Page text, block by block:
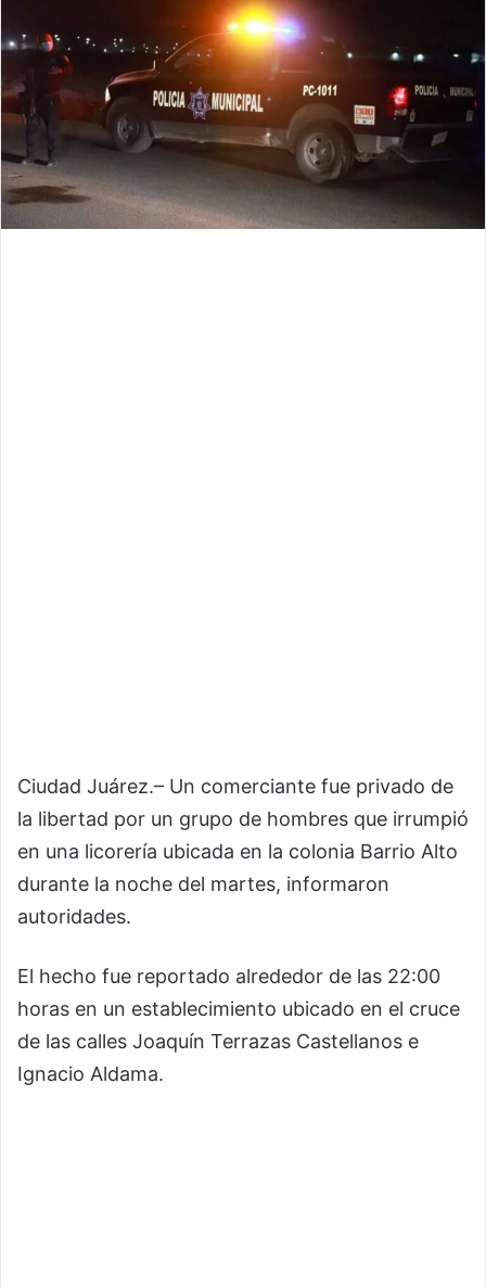
Ciudad Juárez.– Un comerciante fue privado de
la libertad por un grupo de hombres que irrumpió
en una licorería ubicada en la colonia Barrio Alto
durante la noche del martes, informaron
autoridades.
El hecho fue reportado alrededor de las 22:00
horas en un establecimiento ubicado en el cruce
de las calles Joaquín Terrazas Castellanos e
Ignacio Aldama.